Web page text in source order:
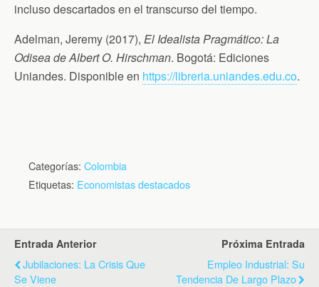
incluso descartados en el transcurso del tiempo.
Adelman, Jeremy (2017), El Idealista Pragmático: La
Odisea de Albert O. Hirschman. Bogotá: Ediciones
Uniandes. Disponible en https://libreria.uniandes.edu.co.
Categorías: Colombia
Etiquetas: Economistas destacados
Entrada Anterior
Jubilaciones: La Crisis Que
Se Viene
Próxima Entrada
Empleo Industrial: Su
Tendencia De Largo Plazo